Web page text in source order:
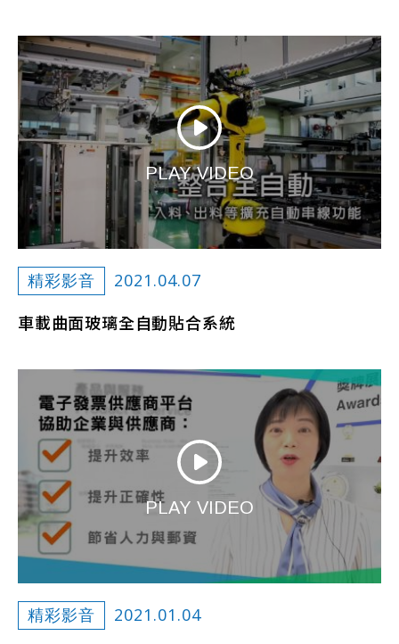
精彩影音 2021.04.07
車載曲面玻璃全自動貼合系統
PLAY VIDEO
精彩影音 2021.01.04
PLAY VIDEO